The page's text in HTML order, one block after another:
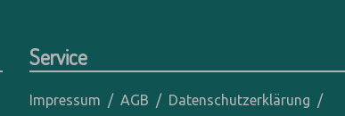
Service
Impressum AGB
Datenschutzerklärung